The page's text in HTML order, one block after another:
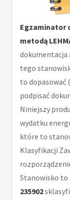
Egzaminator
metodą
dokumentacja
tego
to dopasować
podpisać
Niniejszy
wydatku
które to
Klasyfikacji
Stanowisko to
235902